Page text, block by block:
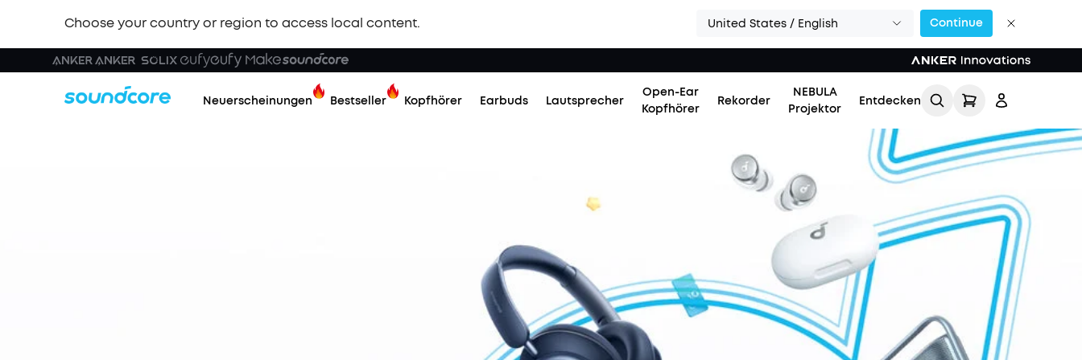
Choose your country or region to access local content. United States / English Continue
Neuerscheinungen Bestseller Kopfhörer Earbuds Lautsprecher
Open-Ear
Kopfhörer
Rekorder
NEBULA
Projektor
Entdecken
Einloggen
Meine Bestellung
verfolgen
Lade Freunde ein & erhalte